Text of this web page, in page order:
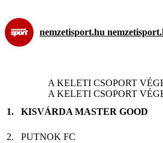
nemzetisport.hu
A KELETI CSOPORT
1. KISVÁRDA MASTER GOOD
2. PUTNOK FC
A KELETI CSOPORT